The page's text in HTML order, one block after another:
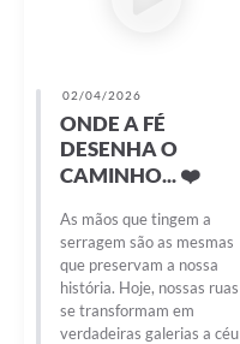
Jornal
Covid -19 em Serro
Links
02/04/2026
ONDE A FÉ
DESENHA O
CAMINHO... ❤️
As mãos que tingem a
serragem são as mesmas
que preservam a nossa
história. Hoje, nossas ruas
se transformam em
verdadeiras galerias a céu